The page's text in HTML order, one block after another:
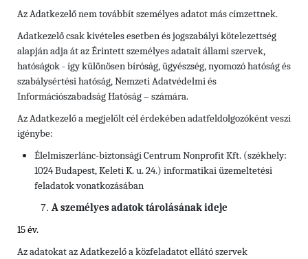
Az Adatkezelő nem továbbít személyes adatot más címzettnek.
Adatkezelő csak kivételes esetben és jogszabályi kötelezettség
alapján adja át az Érintett személyes adatait állami szervek,
hatóságok - így különösen bíróság, ügyészség, nyomozó hatóság és
szabálysértési hatóság, Nemzeti Adatvédelmi és
Információszabadság Hatóság – számára.
Az Adatkezelő a megjelölt cél érdekében adatfeldolgozóként veszi
igénybe:
Élelmiszerlánc-biztonsági Centrum Nonprofit Kft. (székhely:
1024 Budapest, Keleti K. u. 24.) informatikai üzemeltetési
feladatok vonatkozásában
A személyes adatok tárolásának ideje
15 év.
Az adatokat az Adatkezelő a közfeladatot ellátó szervek